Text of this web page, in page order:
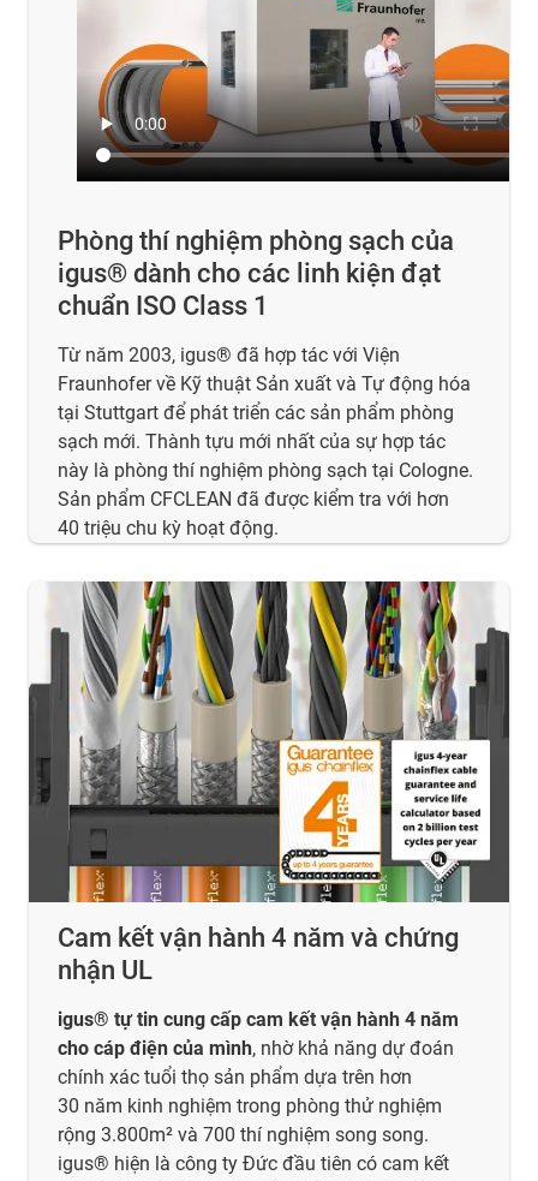
Phòng thí nghiệm phòng sạch của
igus® dành cho các linh kiện đạt
chuẩn ISO Class 1
Từ năm 2003, igus® đã hợp tác với Viện
Fraunhofer về Kỹ thuật Sản xuất và Tự động hóa
tại Stuttgart để phát triển các sản phẩm phòng
sạch mới. Thành tựu mới nhất của sự hợp tác
này là phòng thí nghiệm phòng sạch tại Cologne.
Sản phẩm CFCLEAN đã được kiểm tra với hơn
40 triệu chu kỳ hoạt động.
Cam kết vận hành 4 năm và chứng
nhận UL
igus® tự tin cung cấp cam kết vận hành 4 năm
cho cáp điện của mình, nhờ khả năng dự đoán
chính xác tuổi thọ sản phẩm dựa trên hơn
30 năm kinh nghiệm trong phòng thử nghiệm
rộng 3.800m² và 700 thí nghiệm song song.
igus® hiện là công ty Đức đầu tiên có cam kết